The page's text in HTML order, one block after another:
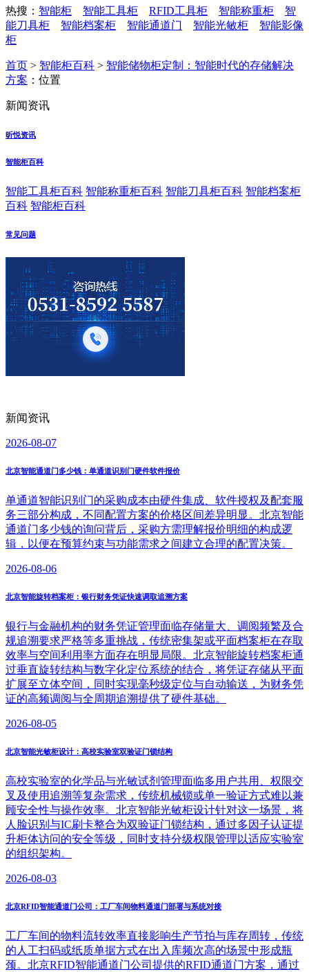
热搜： 智能柜 智能工具柜 RFID工具柜 智能称重柜
智
能刀具柜
智能档案柜 智能通道门 智能光敏柜
智能影像
柜
首页 > 智能柜百科 > 智能储物柜定制：智能时代的存储解决
方案 ：位置
新闻资讯
昕悦资讯
智能柜百科
智能工具柜百科 智能称重柜百科 智能刀具柜百科 智能档案柜
百科 智能柜百科
常见问题
新闻资讯
2026-08-07
北京智能通道门多少钱：单通道识别门硬件软件报价
单通道智能识别门的采购成本由硬件集成、软件授权及配套服
务三部分构成，不同配置方案的价格区间差异明显。北京智能
通道门多少钱的询问背后，采购方需理解报价明细的构成逻
辑，以便在预算约束与功能需求之间建立合理的配置决策。
2026-08-06
北京智能旋转档案柜：银行财务凭证快速调取追溯方案
银行与金融机构的财务凭证管理面临存储量大、调阅频繁及合
规追溯要求严格等多重挑战，传统密集架或平面档案柜在存取
效率与空间利用率方面存在明显局限。北京智能旋转档案柜通
过垂直旋转结构与数字化定位系统的结合，将凭证存储从平面
扩展至立体空间，同时实现毫秒级定位与自动输送，为财务凭
证的高频调阅与全周期追溯提供了硬件基础。
2026-08-05
北京智能光敏柜设计：高校实验室双验证门锁结构
高校实验室的化学品与光敏试剂管理面临多用户共用、权限交
叉及使用追溯等复杂需求，传统机械锁或单一验证方式难以兼
顾安全性与操作效率。北京智能光敏柜设计针对这一场景，将
人脸识别与IC刷卡整合为双验证门锁结构，通过多因子认证提
升柜体访问的安全等级，同时支持分级权限管理以适应实验室
的组织架构。
2026-08-03
北京RFID智能通道门公司：工厂车间物料通道门部署与系统对接
工厂车间的物料流转效率直接影响生产节拍与库存周转，传统
的人工扫码或纸质单据方式在出入库频次高的场景中形成瓶
颈。北京RFID智能通道门公司提供的RFID通道门方案，通过